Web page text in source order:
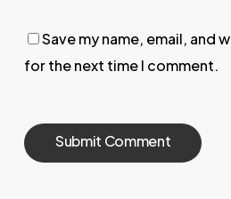
Save my name, email, and
for the next time I comment.